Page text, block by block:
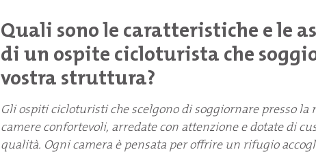
Quali sono le caratteristiche e le
di un ospite cicloturista che
vostra struttura?
Gli ospiti cicloturisti che scelgono di soggiornare presso
camere confortevoli, arredate con attenzione e dotate di
qualità. Ogni camera è pensata per offrire un rifugio